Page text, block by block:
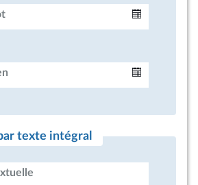
texte intégral